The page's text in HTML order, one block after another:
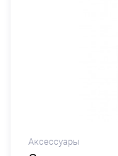
Аксессуары